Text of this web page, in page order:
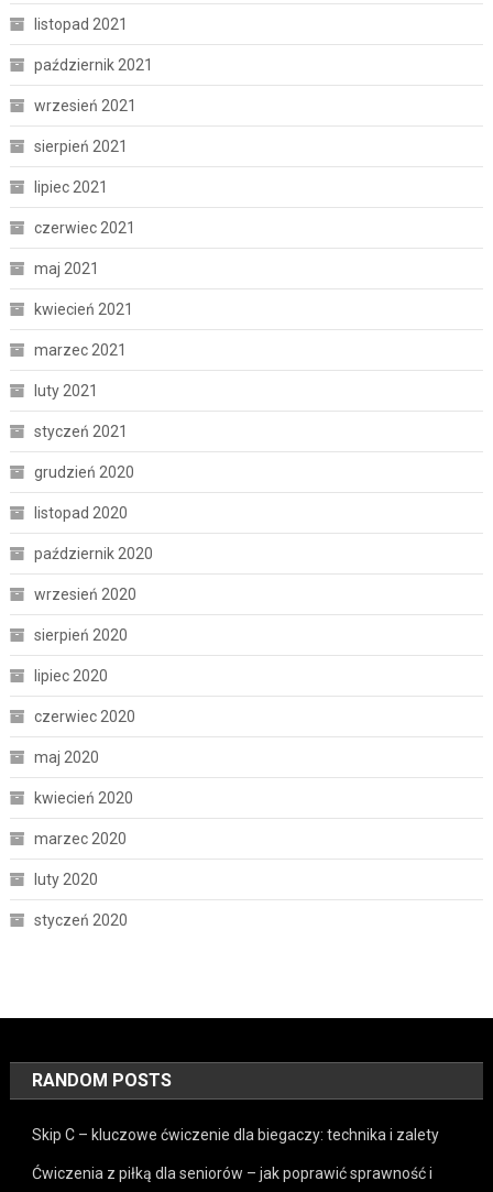
listopad 2021
październik 2021
wrzesień 2021
sierpień 2021
lipiec 2021
czerwiec 2021
maj 2021
kwiecień 2021
marzec 2021
luty 2021
styczeń 2021
grudzień 2020
listopad 2020
październik 2020
wrzesień 2020
sierpień 2020
lipiec 2020
czerwiec 2020
maj 2020
kwiecień 2020
marzec 2020
luty 2020
styczeń 2020
RANDOM POSTS
Skip C – kluczowe ćwiczenie dla biegaczy: technika i zalety
Ćwiczenia z piłką dla seniorów – jak poprawić sprawność i